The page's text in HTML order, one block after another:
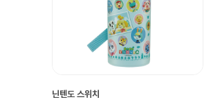
닌텐도 스위치